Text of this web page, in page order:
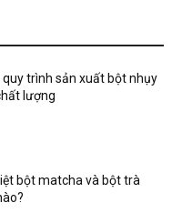
quy trình sản xuất bột nhụy
lượng
bột matcha và bột trà